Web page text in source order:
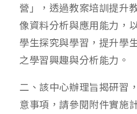
營」，透過教案培訓提升
像資料分析與應用能力，
學生探究與學習，提升學
之學習興趣與分析能力。
二、該中心辦理旨揭研習
意事項，請參閱附件實施